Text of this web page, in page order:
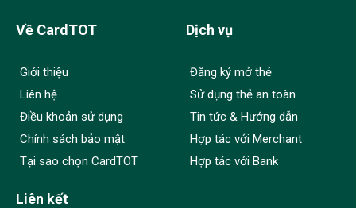
Về CardTOT
Giới thiệu
Liên hệ
Điều khoản sử dụng
Chính sách bảo mật
Tại sao chọn CardTOT
Dịch vụ
Đăng ký mở thẻ
Sử dụng thẻ an toàn
Tin tức & Hướng dẫn
Hợp tác với Merchant
Hợp tác với Bank
Liên kết